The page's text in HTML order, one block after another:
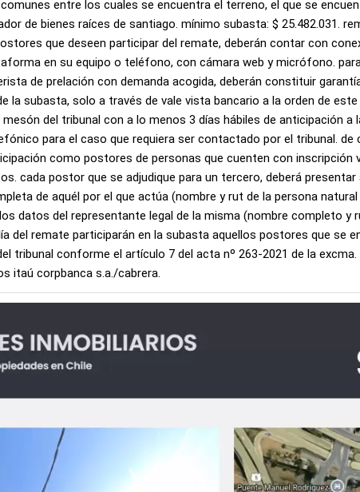
entre los cuales se encuentra el terreno, el que se
de bienes raíces de santiago. mínimo subasta: $ 25.482.031.
que deseen participar del remate, deberán contar con
en su equipo o teléfono, con cámara web y micrófono.
de prelación con demanda acogida, deberán constituir
la subasta, solo a través de vale vista bancario a la orden de
del tribunal con a lo menos 3 días hábiles de anticipación
para el caso que requiera ser contactado por el tribunal.
como postores de personas que cuenten con inscripción
cada postor que se adjudique para un tercero, deberá
de aquél por el que actúa (nombre y rut de la persona
datos del representante legal de la misma (nombre completo y
del remate participarán en la subasta aquellos postores que se
tribunal conforme el artículo 7 del acta nº 263-2021 de la
itaú corpbanca s.a./cabrera.